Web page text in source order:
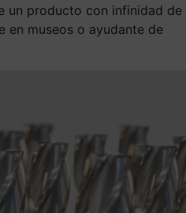
un producto con infinidad de
en museos o ayudante de